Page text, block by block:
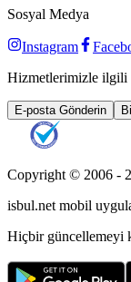
Sosyal Medya
Instagram
Hizmetlerimizle ilgili
E-posta Gönderin
Copyright © 2006 -
isbul.net mobil
Hiçbir güncellemeyi